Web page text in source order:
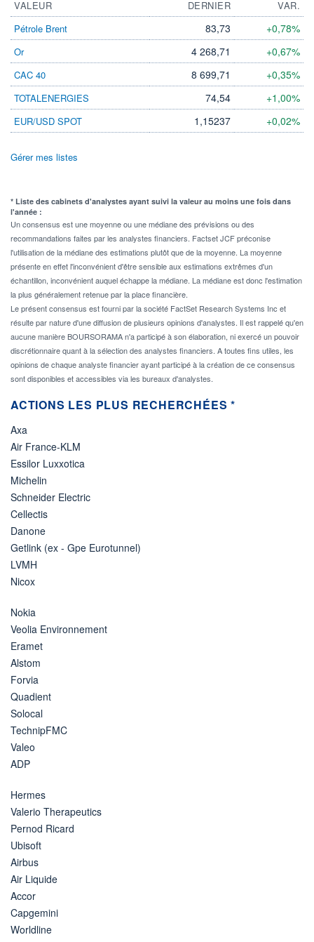
VALEUR DERNIER
VAR.
Pétrole Brent
83,73 +0,78%
Or 4 268,71 +0,67%
CAC 40 8 699,71 +0,35%
TOTALENERGIES 74,54 +1,00%
EUR/USD SPOT 1,15237 +0,02%
Gérer mes listes
* Liste des cabinets d'analystes ayant suivi la valeur au moins une fois dans
l'année :
Un consensus est une moyenne ou une médiane des prévisions ou des
recommandations faites par les analystes financiers. Factset JCF préconise
l'utilisation de la médiane des estimations plutôt que de la moyenne. La moyenne
présente en effet l'inconvénient d'être sensible aux estimations extrêmes d'un
échantillon, inconvénient auquel échappe la médiane. La médiane est donc l'estimation
la plus généralement retenue par la place financière.
Le présent consensus est fourni par la société FactSet Research Systems Inc et
résulte par nature d'une diffusion de plusieurs opinions d'analystes. Il est rappelé qu'en
aucune manière BOURSORAMA n'a participé à son élaboration, ni exercé un pouvoir
discrétionnaire quant à la sélection des analystes financiers. A toutes fins utiles, les
opinions de chaque analyste financier ayant participé à la création de ce consensus
sont disponibles et accessibles via les bureaux d'analystes.
ACTIONS LES PLUS RECHERCHÉES *
Axa
Air France-KLM
Essilor Luxxotica
Michelin
Schneider Electric
Cellectis
Danone
Getlink (ex - Gpe Eurotunnel)
LVMH
Nicox
Nokia
Veolia Environnement
Eramet
Alstom
Forvia
Quadient
Solocal
TechnipFMC
Valeo
ADP
Hermes
Valerio Therapeutics
Pernod Ricard
Ubisoft
Airbus
Air Liquide
Accor
Capgemini
Worldline